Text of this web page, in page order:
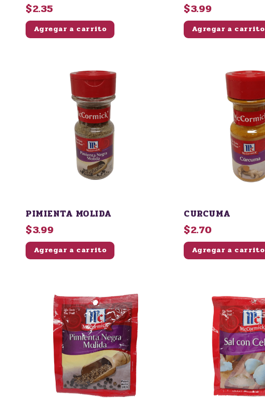
$2.35
Agregar a carrito
$3.99
Agregar a carrito
PIMIENTA MOLIDA
$3.99
Agregar a carrito
CURCUMA
$2.70
Agregar a carrito